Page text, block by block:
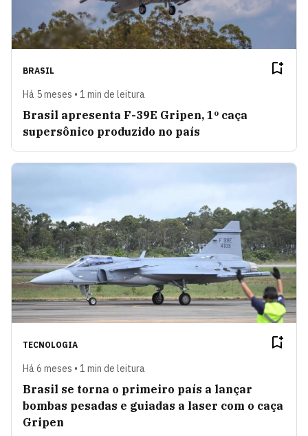
BRASIL
Há 5 meses • 1 min de leitura
Brasil apresenta F-39E Gripen, 1º caça
supersônico produzido no país
TECNOLOGIA
Há 6 meses • 1 min de leitura
Brasil se torna o primeiro país a lançar
bombas pesadas e guiadas a laser com o caça
Gripen